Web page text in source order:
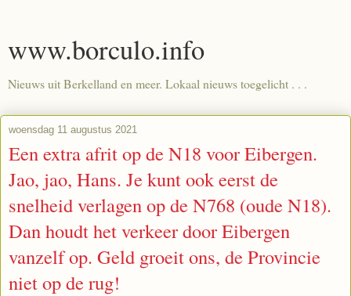
www.borculo.info
Nieuws uit Berkelland en meer. Lokaal nieuws toegelicht . . .
woensdag 11 augustus 2021
Een extra afrit op de N18 voor Eibergen.
Jao, jao, Hans. Je kunt ook eerst de
snelheid verlagen op de N768 (oude N18).
Dan houdt het verkeer door Eibergen
vanzelf op. Geld groeit ons, de Provincie
niet op de rug!